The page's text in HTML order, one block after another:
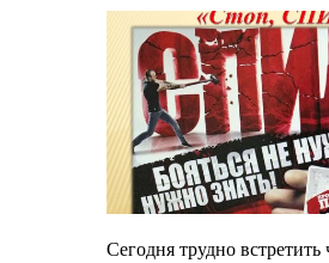
Сегодня трудно встретить